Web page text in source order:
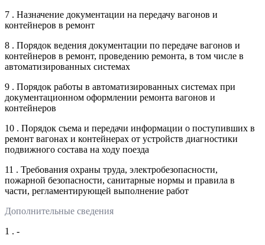
7 . Назначение документации на передачу вагонов и
контейнеров в ремонт
8 . Порядок ведения документации по передаче вагонов и
контейнеров в ремонт, проведению ремонта, в том числе в
автоматизированных системах
9 . Порядок работы в автоматизированных системах при
документационном оформлении ремонта вагонов и
контейнеров
10 . Порядок съема и передачи информации о поступивших в
ремонт вагонах и контейнерах от устройств диагностики
подвижного состава на ходу поезда
11 . Требования охраны труда, электробезопасности,
пожарной безопасности, санитарные нормы и правила в
части, регламентирующей выполнение работ
Дополнительные сведения
1 . -